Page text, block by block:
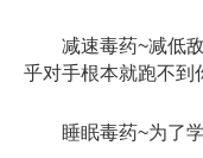
减速毒药~减低敌
乎对手根本就跑不到
睡眠毒药~为了学